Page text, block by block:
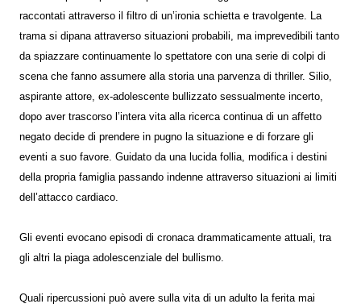
raccontati attraverso il filtro di un’ironia schietta e travolgente. La
trama si dipana attraverso situazioni probabili, ma imprevedibili tanto
da spiazzare continuamente lo spettatore con una serie di colpi di
scena che fanno assumere alla storia una parvenza di thriller. Silio,
aspirante attore, ex-adolescente bullizzato sessualmente incerto,
dopo aver trascorso l’intera vita alla ricerca continua di un affetto
negato decide di prendere in pugno la situazione e di forzare gli
eventi a suo favore. Guidato da una lucida follia, modifica i destini
della propria famiglia passando indenne attraverso situazioni ai limiti
dell’attacco cardiaco.
Gli eventi evocano episodi di cronaca drammaticamente attuali, tra
gli altri la piaga adolescenziale del bullismo.
Quali ripercussioni può avere sulla vita di un adulto la ferita mai